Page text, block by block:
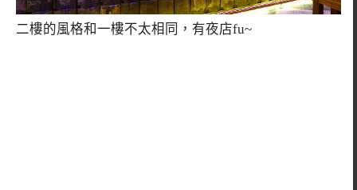
二樓的風格和一樓不太相同，有夜店fu~